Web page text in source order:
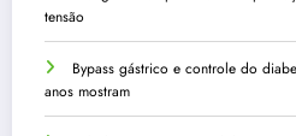
tensão
Bypass gástrico e controle do
anos mostram